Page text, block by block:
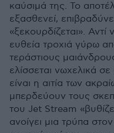
καύσιμά της. Το
εξασθενεί,
«ξεκουρδίζεται». Αντί
ευθεία τροχιά γύρω
τεράστιους
ελίσσεται νωχελικά σε
είναι η αιτία των
μπερδεύουν τους
του Jet Stream
ανοίγει μια τρύπα